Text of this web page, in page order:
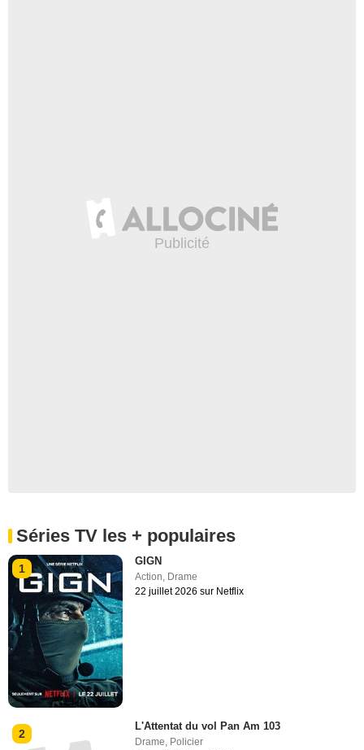
Séries TV les + populaires
1
GIGN
Action, Drame
22 juillet 2026 sur Netflix
2
L'Attentat du vol Pan Am 103
Drame, Policier